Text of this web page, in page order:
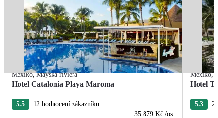
Mexiko,Mayská riviéra
Hotel Catalonia Playa Maroma
5.5
12 hodnocení zákazníků
35 879 Kč /os.
Mexiko,
Hotel
5.3